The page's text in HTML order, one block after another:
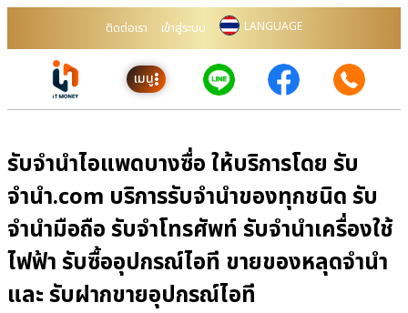
ติดต่อเรา เข้าสู่ระบบ LANGUAGE
เมนู
รับจำนำไอแพดบางซื่อ ให้บริการโดย รับ
จํานํา.com บริการรับจำนำของทุกชนิด รับ
จำนำมือถือ รับจำโทรศัพท์ รับจำนำเครื่องใช้
ไฟฟ้า รับซื้ออุปกรณ์ไอที ขายของหลุดจำนำ
และ รับฝากขายอุปกรณ์ไอที